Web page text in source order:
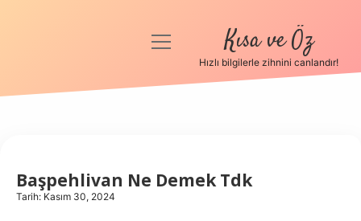
Anasayfa
Hakkımızda
menüyü
Kısa ve Öz
Hızlı bilgilerle zihnini canlandır!
Başpehlivan Ne Demek Tdk
Tarih: Kasım 30, 2024